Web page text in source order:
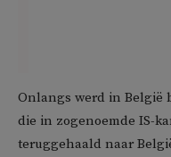
Onlangs werd in België
die in zogenoemde IS-
teruggehaald naar